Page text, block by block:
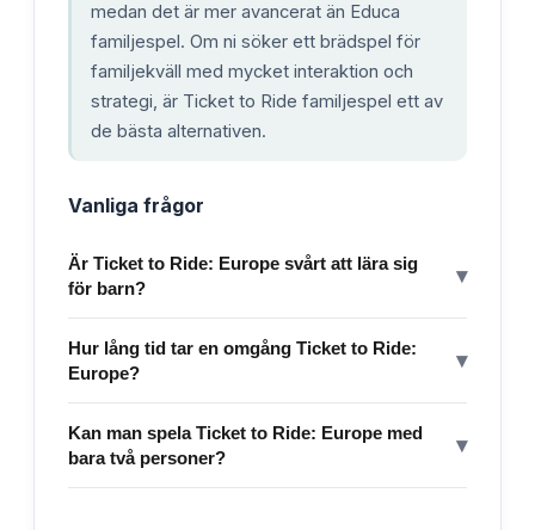
medan det är mer avancerat än Educa
familjespel. Om ni söker ett brädspel för
familjekväll med mycket interaktion och
strategi, är Ticket to Ride familjespel ett av
de bästa alternativen.
Vanliga frågor
Är Ticket to Ride: Europe svårt att lära sig
för barn?
▾
Hur lång tid tar en omgång Ticket to Ride:
Europe?
▾
Kan man spela Ticket to Ride: Europe med
bara två personer?
▾